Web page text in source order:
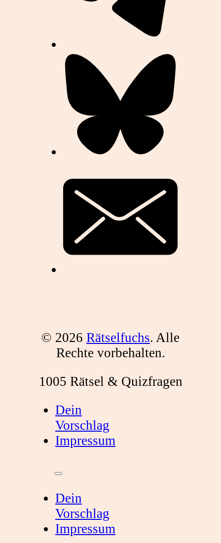
© 2026 Rätselfuchs. Alle
Rechte vorbehalten.
1005 Rätsel & Quizfragen
Dein
Vorschlag
Impressum
Dein
Vorschlag
Impressum